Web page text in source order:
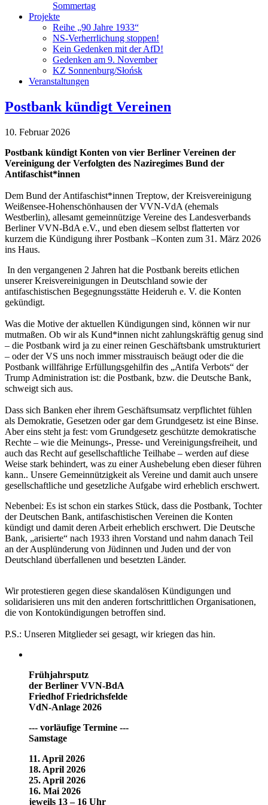
Sommertag
Projekte
Reihe „90 Jahre 1933“
NS-Verherrlichung stoppen!
Kein Gedenken mit der AfD!
Gedenken am 9. November
KZ Sonnenburg/Słońsk
Veranstaltungen
Postbank kündigt Vereinen
10. Februar 2026
Postbank kündigt Konten von vier Berliner Vereinen der
Vereinigung der Verfolgten des Naziregimes Bund der
Antifaschist*innen
Dem Bund der Antifaschist*innen Treptow, der Kreisvereinigung
Weißensee-Hohenschönhausen der VVN-VdA (ehemals
Westberlin), allesamt gemeinnützige Vereine des Landesverbands
Berliner VVN-BdA e.V., und eben diesem selbst flatterten vor
kurzem die Kündigung ihrer Postbank –Konten zum 31. März 2026
ins Haus.
In den vergangenen 2 Jahren hat die Postbank bereits etlichen
unserer Kreisvereinigungen in Deutschland sowie der
antifaschistischen Begegnungsstätte Heideruh e. V. die Konten
gekündigt.
Was die Motive der aktuellen Kündigungen sind, können wir nur
mutmaßen. Ob wir als Kund*innen nicht zahlungskräftig genug sind
– die Postbank wird ja zu einer reinen Geschäftsbank umstrukturiert
– oder der VS uns noch immer misstrauisch beäugt oder die die
Postbank willfährige Erfüllungsgehilfin des „Antifa Verbots“ der
Trump Administration ist: die Postbank, bzw. die Deutsche Bank,
schweigt sich aus.
Dass sich Banken eher ihrem Geschäftsumsatz verpflichtet fühlen
als Demokratie, Gesetzen oder gar dem Grundgesetz ist eine Binse.
Aber eins steht ja fest: vom Grundgesetz geschützte demokratische
Rechte – wie die Meinungs-, Presse- und Vereinigungsfreiheit, und
auch das Recht auf gesellschaftliche Teilhabe – werden auf diese
Weise stark behindert, was zu einer Aushebelung eben dieser führen
kann.. Unsere Gemeinnützigkeit als Vereine und damit auch unsere
gesellschaftliche und gesetzliche Aufgabe wird erheblich erschwert.
Nebenbei: Es ist schon ein starkes Stück, dass die Postbank, Tochter
der Deutschen Bank, antifaschistischen Vereinen die Konten
kündigt und damit deren Arbeit erheblich erschwert. Die Deutsche
Bank, „arisierte“ nach 1933 ihren Vorstand und nahm danach Teil
an der Ausplünderung von Jüdinnen und Juden und der von
Deutschland überfallenen und besetzten Länder.
Wir protestieren gegen diese skandalösen Kündigungen und
solidarisieren uns mit den anderen fortschrittlichen Organisationen,
die von Kontokündigungen betroffen sind.
P.S.: Unseren Mitglieder sei gesagt, wir kriegen das hin.
Frühjahrsputz
der Berliner VVN-BdA
Friedhof Friedrichsfelde
VdN-Anlage 2026
--- vorläufige Termine ---
Samstage
11. April 2026
18. April 2026
25. April 2026
16. Mai 2026
jeweils 13 – 16 Uhr